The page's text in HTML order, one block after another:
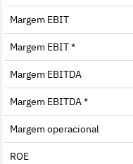
Margem EBIT
Margem EBIT *
Margem EBITDA
Margem EBITDA *
Margem operacional
ROE